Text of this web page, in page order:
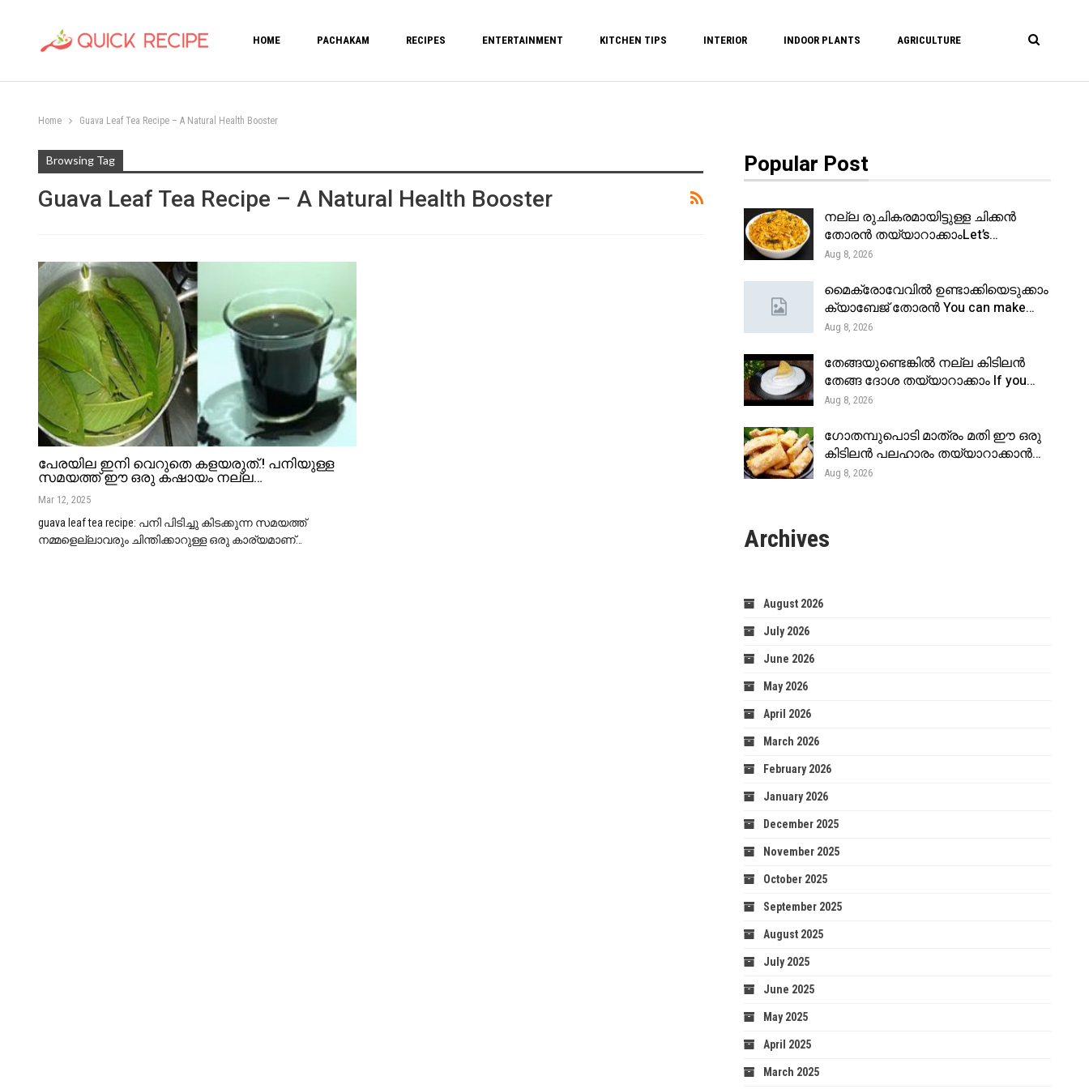
HOME PACHAKAM RECIPES ENTERTAINMENT KITCHEN TIPS INTERIOR INDOOR PLANTS AGRICULTURE
Home Guava Leaf Tea Recipe – A Natural Health Booster
Browsing Tag
Guava Leaf Tea Recipe – A Natural Health Booster
പേരയില ഇനി വെറുതെ കളയരുത്.! പനിയുള്ള
സമയത്ത് ഈ ഒരു കഷായം നല്ല…
Mar 12, 2025
guava leaf tea recipe: പനി പിടിച്ചു കിടക്കുന്ന സമയത്ത്
നമ്മളെല്ലാവരും ചിന്തിക്കാറുള്ള ഒരു കാര്യമാണ്…
Popular Post
നല്ല രുചികരമായിട്ടുള്ള ചിക്കൻ
തോരൻ തയ്യാറാക്കാംLet’s…
Aug 8, 2026
മൈക്രോവേവിൽ ഉണ്ടാക്കിയെടുക്കാം
ക്യാബേജ് തോരൻ You can make…
Aug 8, 2026
തേങ്ങയുണ്ടെങ്കിൽ നല്ല കിടിലൻ
തേങ്ങ ദോശ തയ്യാറാക്കാം If you…
Aug 8, 2026
ഗോതമ്പുപൊടി മാത്രം മതി ഈ ഒരു
കിടിലൻ പലഹാരം തയ്യാറാക്കാൻ…
Aug 8, 2026
Archives
August 2026
July 2026
June 2026
May 2026
April 2026
March 2026
February 2026
January 2026
December 2025
November 2025
October 2025
September 2025
August 2025
July 2025
June 2025
May 2025
April 2025
March 2025